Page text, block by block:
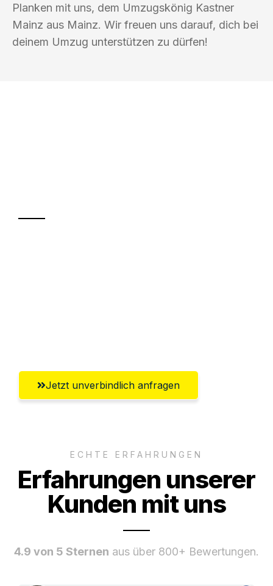
Planken mit uns, dem Umzugskönig Kastner
Mainz aus Mainz. Wir freuen uns darauf, dich bei
deinem Umzug unterstützen zu dürfen!
Jetzt unverbindlich anfragen
ECHTE ERFAHRUNGEN
Erfahrungen unserer
Kunden mit uns
4.9 von 5 Sternen aus über 800+ Bewertungen.